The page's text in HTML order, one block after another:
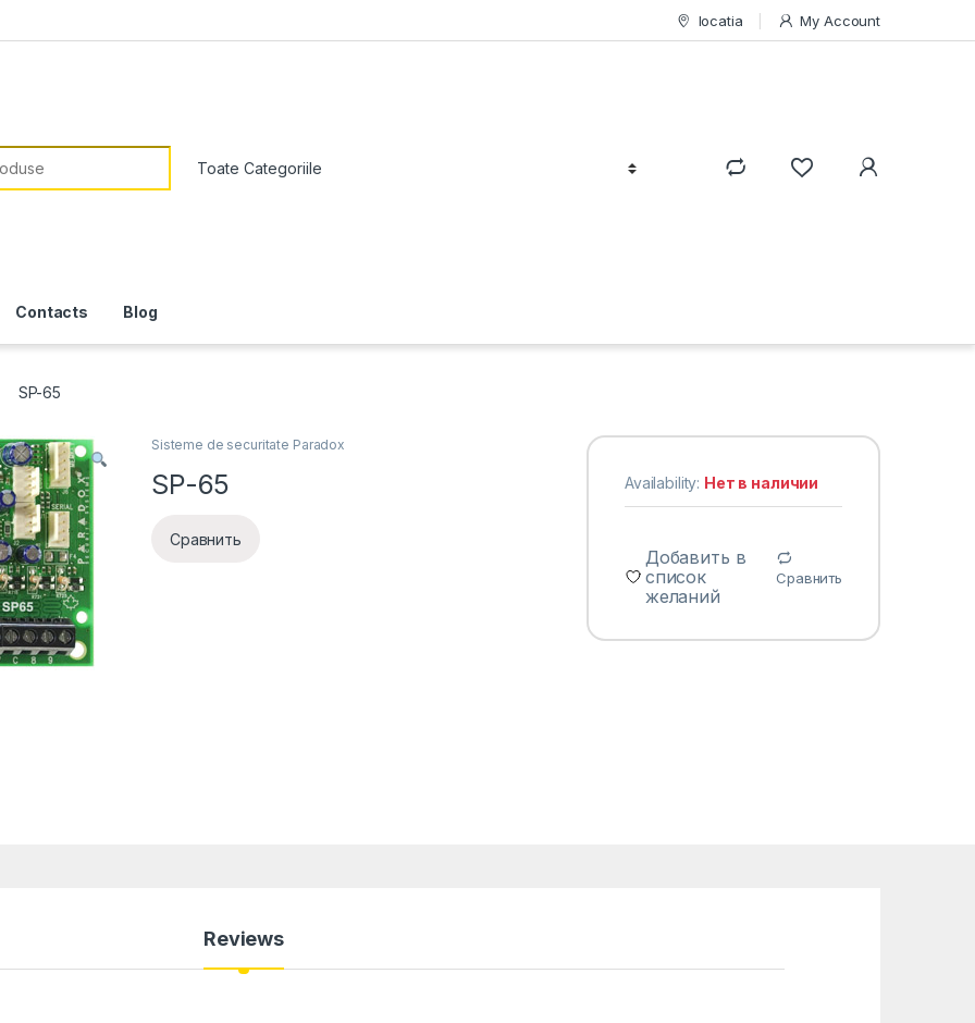
locatia My Account
Contacts Blog
SP-65
Sisteme de securitate Paradox
SP-65
Сравнить
Availability: Нет в наличии
Добавить в
список
желаний
Сравнить
Reviews